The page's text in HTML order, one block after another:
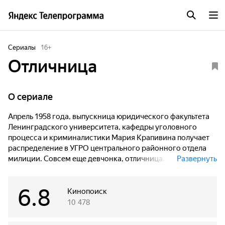
Сериалы 16+
Отличница
O сериале
Апрель 1958 года, выпускница юридического факультета
Ленинградского университета, кафедры уголовного
процесса и криминалистики Мария Крапивина получает
распределение в УГРО центрального районного отдела
милиции. Совсем еще девчонка, отличница, дочь
оперативников.
Развернуть
Кинопоиск
6.8 10 478